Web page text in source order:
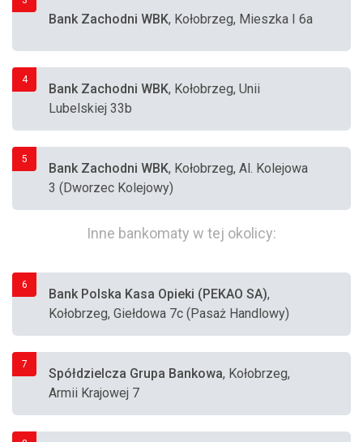
Bank Zachodni WBK, Kołobrzeg, Mieszka I 6a
4
Bank Zachodni WBK, Kołobrzeg, Unii
Lubelskiej 33b
5
Bank Zachodni WBK, Kołobrzeg, Al. Kolejowa
3 (Dworzec Kolejowy)
Inne bankomaty w tej okolicy:
6
Bank Polska Kasa Opieki (PEKAO SA),
Kołobrzeg, Giełdowa 7c (Pasaż Handlowy)
7
Spółdzielcza Grupa Bankowa, Kołobrzeg,
Armii Krajowej 7